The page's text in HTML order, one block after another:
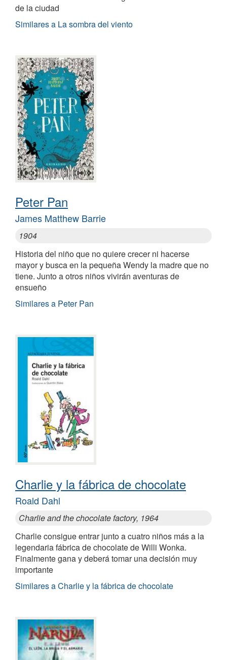
de la ciudad
Similares a La sombra del viento
Peter Pan
James Matthew Barrie
1904
Historia del niño que no quiere crecer ni hacerse
mayor y busca en la pequeña Wendy la madre que no
tiene. Junto a otros niños vivirán aventuras de
ensueño
Similares a Peter Pan
Charlie y la fábrica de chocolate
Roald Dahl
Charlie and the chocolate factory, 1964
Charlie consigue entrar junto a cuatro niños más a la
legendaria fábrica de chocolate de Willi Wonka.
Finalmente gana y deberá tomar una decisión muy
importante
Similares a Charlie y la fábrica de chocolate